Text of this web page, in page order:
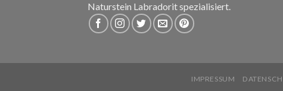
Naturstein Labradorit spezialisiert.
IMPRESSUM